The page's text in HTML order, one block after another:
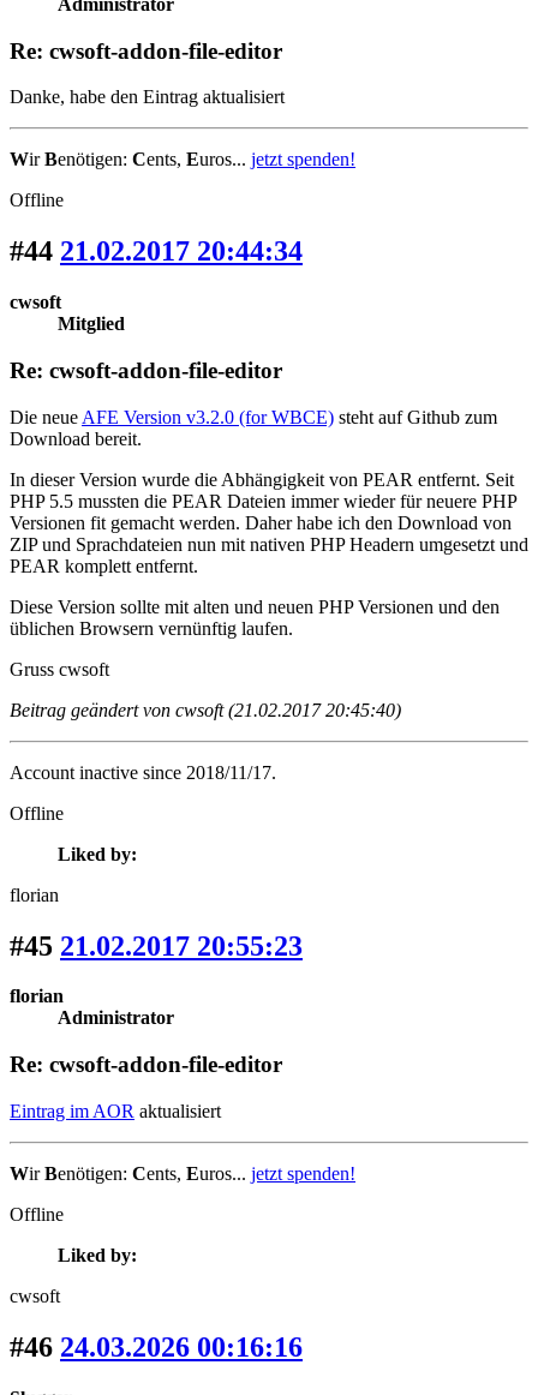
Administrator
Re: cwsoft-addon-file-editor
Danke, habe den Eintrag aktualisiert
WirBenötigen: Cents, Euros... jetzt spenden!
Offline
#44 21.02.2017 20:44:34
cwsoft
Mitglied
Re: cwsoft-addon-file-editor
Die neue AFE Version v3.2.0 (for WBCE) steht auf Github zum
Download bereit.
In dieser Version wurde die Abhängigkeit von PEAR entfernt. Seit
PHP 5.5 mussten die PEAR Dateien immer wieder für neuere PHP
Versionen fit gemacht werden. Daher habe ich den Download von
ZIP und Sprachdateien nun mit nativen PHP Headern umgesetzt und
PEAR komplett entfernt.
Diese Version sollte mit alten und neuen PHP Versionen und den
üblichen Browsern vernünftig laufen.
Gruss cwsoft
Beitrag geändert von cwsoft (21.02.2017 20:45:40)
Account inactive since 2018/11/17.
Offline
Liked by:
florian
#45 21.02.2017 20:55:23
florian
Administrator
Re: cwsoft-addon-file-editor
Eintrag im AOR aktualisiert
WirBenötigen: Cents, Euros... jetzt spenden!
Offline
Liked by:
cwsoft
#46 24.03.2026 00:16:16